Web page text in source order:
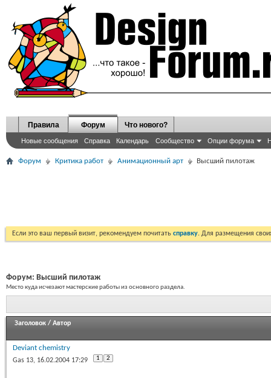
Правила Форум
Новые сообщения Справка Календарь Сообщество Опции форума
Что нового?
Форум Критика работ Анимационный арт Высший пилотаж
Если это ваш первый визит, рекомендуем почитать справку. Для размещения
Форум: Высший пилотаж
Место куда исчезают мастерские работы из основного раздела.
Заголовок / Автор
Deviant chemistry
Gas 13, 16.02.2004 17:29 1 2